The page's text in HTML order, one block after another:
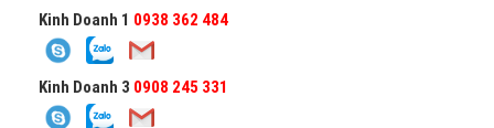
Kinh Doanh 1 0938 362 484
Kinh Doanh 3 0908 245 331